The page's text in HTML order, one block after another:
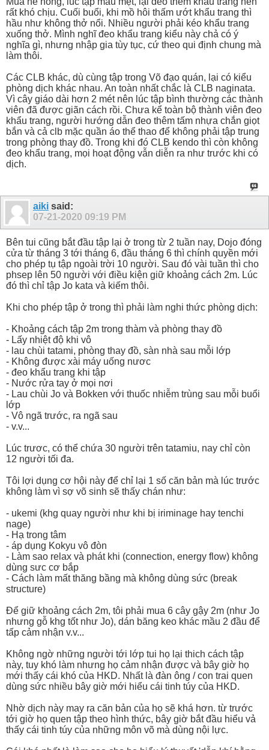
rất khó chịu. Cuối buổi, khi mồ hôi thấm ướt khẩu trang thì
hầu như không thở nổi. Nhiều người phải kéo khẩu trang
xuống thở. Mình nghĩ đeo khẩu trang kiểu này chả có ý
nghĩa gì, nhưng nhập gia tùy tục, cứ theo qui định chung mà
làm thôi.
Các CLB khác, dù cùng tập trong Võ đạo quán, lại có kiểu
phòng dịch khác nhau. An toàn nhất chắc là CLB naginata.
Vì cây giáo dài hơn 2 mét nên lúc tập bình thường các thành
viên đã được giãn cách rồi. Chưa kể toàn bộ thành viên đeo
khẩu trang, người hướng dẫn đeo thêm tấm nhựa chắn giọt
bắn và cả clb mặc quần áo thể thao để không phải tập trung
trong phòng thay đồ. Trong khi đó CLB kendo thì còn không
đeo khẩu trang, mọi hoạt động vẫn diễn ra như trước khi có
dịch.
aiki said:
07-21-2020 09:19 PM
Bên tui cũng bắt đầu tập lại ở trong từ 2 tuần nay, Dojo đóng
cửa từ tháng 3 tới tháng 6, đầu tháng 6 thì chính quyền mới
cho phép tụ tập ngoài trời 10 người. Sau đó vài tuần thì cho
phsep lên 50 người với điều kiện giữ khoảng cách 2m. Lúc
đó thì chỉ tập Jo kata và kiếm thôi.
Khi cho phép tập ở trong thì phải làm nghi thức phòng dịch:
- Khoảng cách tập 2m trong thàm và phòng thay đồ
- Lấy nhiệt độ khi vô
- lau chùi tatami, phòng thay đồ, sàn nhà sau mỗi lớp
- Không được xài máy uống nươc
- đeo khẩu trang khi tập
- Nước rửa tay ở mọi nơi
- Lau chùi Jo và Bokken với thuốc nhiễm trùng sau mỗi buổi
lớp
- Vô ngã trước, ra ngã sau
- v.v...
Lúc trươc, có thể chứa 30 người trên tatamiu, nay chỉ còn
12 người tối đa.
Tôi lợi dụng cơ hội này để chỉ lại 1 số căn bản mà lúc trước
không làm vì sợ võ sinh sẽ thấy chán như:
- ukemi (khg quay người như khi bị iriminage hay tenchi
nage)
- Hạ trong tâm
- áp dụng Kokyu vô đòn
- Làm sao relax và phát khi (connection, energy flow) không
dùng sưc cơ bắp
- Cách làm mất thăng bầng mà không dùng sức (break
structure)
Để giữ khoảng cách 2m, tôi phải mua 6 cây gậy 2m (như Jo
nhưng gỗ khg tốt như Jo), dán băng keo khác mầu 2 đầu để
tấp cảm nhận v.v...
Không ngờ những người tới lớp tui họ lại thich cách tập
này, tuy khó làm nhưng họ cảm nhận được và bây giờ họ
mới thấy cái khó của HKD. Nhất là đàn ông / con trai quen
dùng sức nhiều bây giờ mới hiểu cái tinh túy của HKD.
Nhờ dịch này may ra căn bản của họ sẽ khá hơn. từ trước
tới giờ họ quen tập theo hình thức, bây giờ bắt đầu hiểu vả
thấy cái tinh túy của những môn võ mà dùng nội lực.